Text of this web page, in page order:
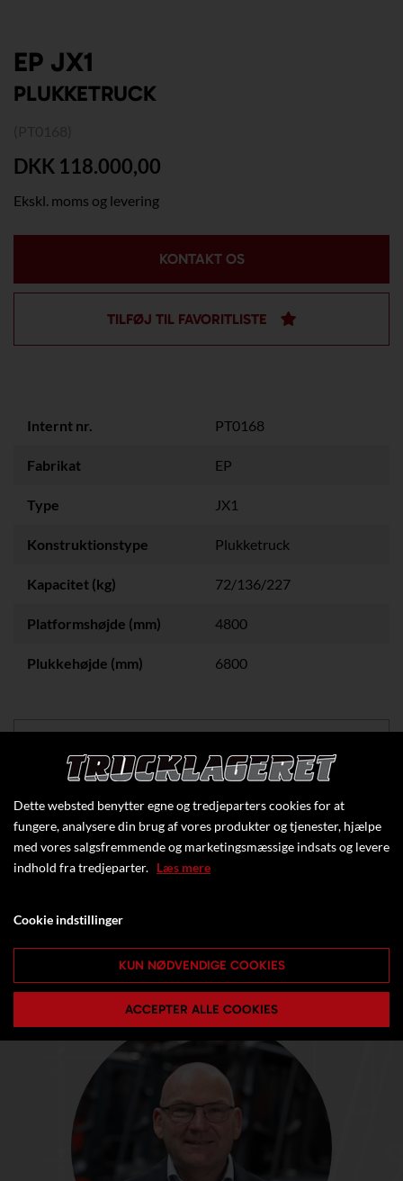
EP JX1
PLUKKETRUCK
DKK 118.000,00
Ekskl. moms og levering
KONTAKT OS
TILFØJ TIL FAVORITLISTE
Internt nr. PT0168
Fabrikat EP
Type JX1
Konstruktionstype Plukketruck
Kapacitet (kg) 72/136/227
Platformshøjde (mm) 4800
Plukkehøjde (mm) 6800
Dette websted benytter egne og tredjeparters cookies for at
fungere, analysere din brug af vores produkter og tjenester, hjælpe
med vores salgsfremmende og marketingsmæssige indsats og levere
indhold fra tredjeparter. Læs mere
Cookie indstillinger
KUN NØDVENDIGE COOKIES
ACCEPTER ALLE COOKIES